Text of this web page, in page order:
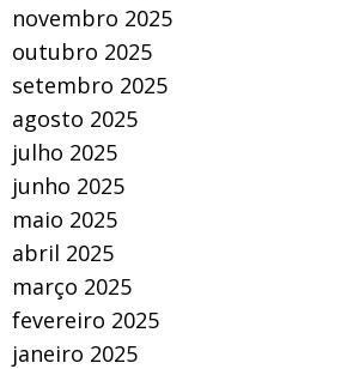
novembro 2025
outubro 2025
setembro 2025
agosto 2025
julho 2025
junho 2025
maio 2025
abril 2025
março 2025
fevereiro 2025
janeiro 2025